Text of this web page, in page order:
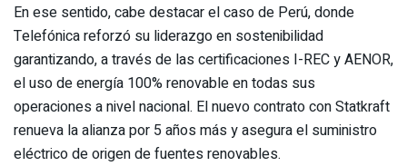
En ese sentido, cabe destacar el caso de Perú, donde
Telefónica reforzó su liderazgo en sostenibilidad
garantizando, a través de las certificaciones I-REC y AENOR,
el uso de energía 100% renovable en todas sus
operaciones a nivel nacional. El nuevo contrato con Statkraft
renueva la alianza por 5 años más y asegura el suministro
eléctrico de origen de fuentes renovables.